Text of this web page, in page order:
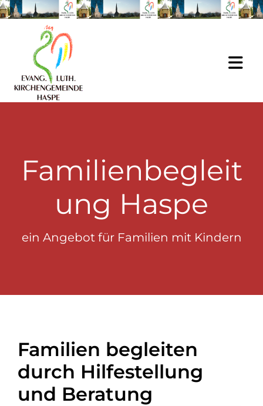
Zum Inhalt springen
Familienbegleit
ung Haspe
ein Angebot für Familien mit Kindern
Familien begleiten
durch Hilfestellung
und Beratung